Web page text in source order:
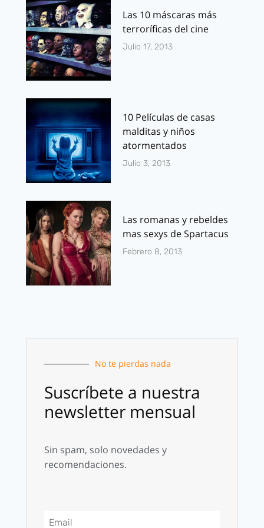
Las 10 máscaras más
terroríficas del cine
Julio 17, 2013
10 Películas de casas
malditas y niños
atormentados
Julio 3, 2013
Las romanas y rebeldes
mas sexys de Spartacus
Febrero 8, 2013
No te pierdas nada
Suscríbete a nuestra
newsletter mensual
Sin spam, solo novedades y
recomendaciones.